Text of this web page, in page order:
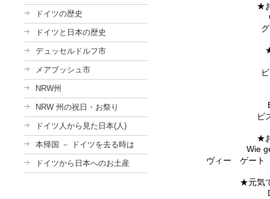
ドイツの歴史
ドイツと日本の歴史
デュッセルドルフ市
メアブッシュ市
NRW州
NRW 州の祝日・お祭り
ドイツ人から見た日本(人)
本帰国 － ドイツを去る時は
ドイツから日本へのお土産
★
★
Wie
ヴィー ゲート
★元気